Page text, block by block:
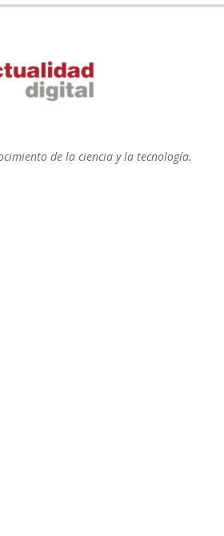
de la ciencia y la tecnología.